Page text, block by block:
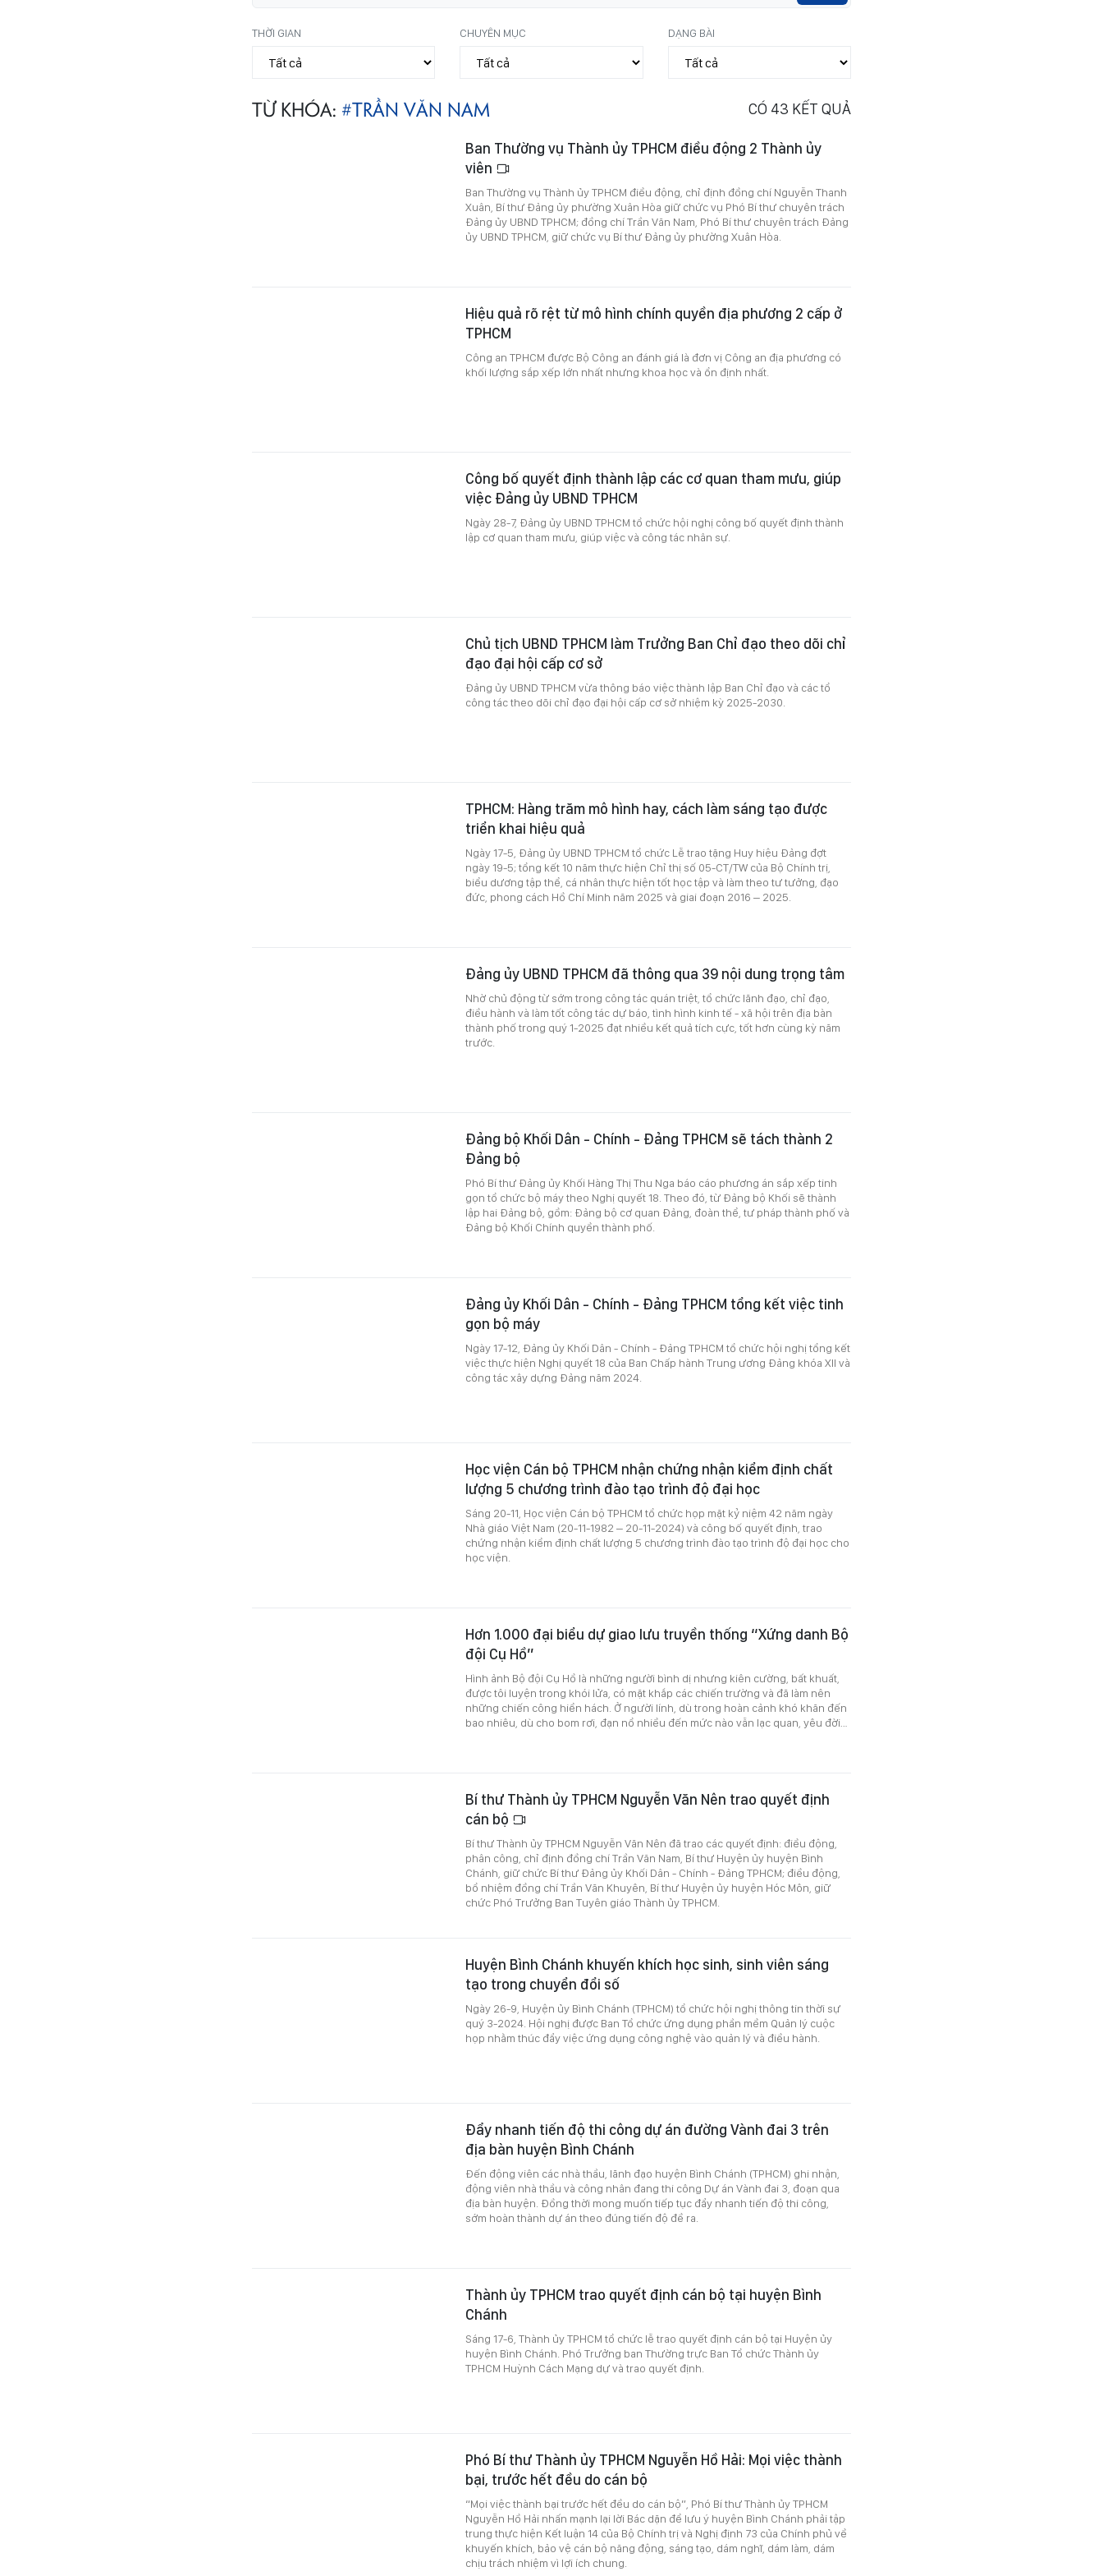
THỜI GIAN CHUYÊN MỤC DẠNG BÀI
TỪ KHÓA: #TRẦN VĂN NAM CÓ 43 KẾT QUẢ
Ban Thường vụ Thành ủy TPHCM điều động 2 Thành ủy
viên
Ban Thường vụ Thành ủy TPHCM điều động, chỉ định đồng chí Nguyễn Thanh
Xuân, Bí thư Đảng ủy phường Xuân Hòa giữ chức vụ Phó Bí thư chuyên trách
Đảng ủy UBND TPHCM; đồng chí Trần Văn Nam, Phó Bí thư chuyên trách Đảng
ủy UBND TPHCM, giữ chức vụ Bí thư Đảng ủy phường Xuân Hòa.
Hiệu quả rõ rệt từ mô hình chính quyền địa phương 2 cấp ở
TPHCM
Công an TPHCM được Bộ Công an đánh giá là đơn vị Công an địa phương có
khối lượng sắp xếp lớn nhất nhưng khoa học và ổn định nhất.
Công bố quyết định thành lập các cơ quan tham mưu, giúp
việc Đảng ủy UBND TPHCM
Ngày 28-7, Đảng ủy UBND TPHCM tổ chức hội nghị công bố quyết định thành
lập cơ quan tham mưu, giúp việc và công tác nhân sự.
Chủ tịch UBND TPHCM làm Trưởng Ban Chỉ đạo theo dõi chỉ
đạo đại hội cấp cơ sở
Đảng ủy UBND TPHCM vừa thông báo việc thành lập Ban Chỉ đạo và các tổ
công tác theo dõi chỉ đạo đại hội cấp cơ sở nhiệm kỳ 2025-2030.
TPHCM: Hàng trăm mô hình hay, cách làm sáng tạo được
triển khai hiệu quả
Ngày 17-5, Đảng ủy UBND TPHCM tổ chức Lễ trao tặng Huy hiệu Đảng đợt
ngày 19-5; tổng kết 10 năm thực hiện Chỉ thị số 05-CT/TW của Bộ Chính trị,
biểu dương tập thể, cá nhân thực hiện tốt học tập và làm theo tư tưởng, đạo
đức, phong cách Hồ Chí Minh năm 2025 và giai đoạn 2016 – 2025.
Đảng ủy UBND TPHCM đã thông qua 39 nội dung trọng tâm
Nhờ chủ động từ sớm trong công tác quán triệt, tổ chức lãnh đạo, chỉ đạo,
điều hành và làm tốt công tác dự báo, tình hình kinh tế - xã hội trên địa bàn
thành phố trong quý 1-2025 đạt nhiều kết quả tích cực, tốt hơn cùng kỳ năm
trước.
Đảng bộ Khối Dân - Chính - Đảng TPHCM sẽ tách thành 2
Đảng bộ
Phó Bí thư Đảng ủy Khối Hàng Thị Thu Nga báo cáo phương án sắp xếp tinh
gọn tổ chức bộ máy theo Nghị quyết 18. Theo đó, từ Đảng bộ Khối sẽ thành
lập hai Đảng bộ, gồm: Đảng bộ cơ quan Đảng, đoàn thể, tư pháp thành phố và
Đảng bộ Khối Chính quyền thành phố.
Đảng ủy Khối Dân - Chính - Đảng TPHCM tổng kết việc tinh
gọn bộ máy
Ngày 17-12, Đảng ủy Khối Dân - Chính - Đảng TPHCM tổ chức hội nghị tổng kết
việc thực hiện Nghị quyết 18 của Ban Chấp hành Trung ương Đảng khóa XII và
công tác xây dựng Đảng năm 2024.
Học viện Cán bộ TPHCM nhận chứng nhận kiểm định chất
lượng 5 chương trình đào tạo trình độ đại học
Sáng 20-11, Học viện Cán bộ TPHCM tổ chức họp mặt kỷ niệm 42 năm ngày
Nhà giáo Việt Nam (20-11-1982 – 20-11-2024) và công bố quyết định, trao
chứng nhận kiểm định chất lượng 5 chương trình đào tạo trình độ đại học cho
học viện.
Hơn 1.000 đại biểu dự giao lưu truyền thống “Xứng danh Bộ
đội Cụ Hồ”
Hình ảnh Bộ đội Cụ Hồ là những người bình dị nhưng kiên cường, bất khuất,
được tôi luyện trong khói lửa, có mặt khắp các chiến trường và đã làm nên
những chiến công hiển hách. Ở người lính, dù trong hoàn cảnh khó khăn đến
bao nhiêu, dù cho bom rơi, đạn nổ nhiều đến mức nào vẫn lạc quan, yêu đời…
Bí thư Thành ủy TPHCM Nguyễn Văn Nên trao quyết định
cán bộ
Bí thư Thành ủy TPHCM Nguyễn Văn Nên đã trao các quyết định: điều động,
phân công, chỉ định đồng chí Trần Văn Nam, Bí thư Huyện ủy huyện Bình
Chánh, giữ chức Bí thư Đảng ủy Khối Dân - Chính - Đảng TPHCM; điều động,
bổ nhiệm đồng chí Trần Văn Khuyên, Bí thư Huyện ủy huyện Hóc Môn, giữ
chức Phó Trưởng Ban Tuyên giáo Thành ủy TPHCM.
Huyện Bình Chánh khuyến khích học sinh, sinh viên sáng
tạo trong chuyển đổi số
Ngày 26-9, Huyện ủy Bình Chánh (TPHCM) tổ chức hội nghị thông tin thời sự
quý 3-2024. Hội nghị được Ban Tổ chức ứng dụng phần mềm Quản lý cuộc
họp nhằm thúc đẩy việc ứng dụng công nghệ vào quản lý và điều hành.
Đẩy nhanh tiến độ thi công dự án đường Vành đai 3 trên
địa bàn huyện Bình Chánh
Đến động viên các nhà thầu, lãnh đạo huyện Bình Chánh (TPHCM) ghi nhận,
động viên nhà thầu và công nhân đang thi công Dự án Vành đai 3, đoạn qua
địa bàn huyện. Đồng thời mong muốn tiếp tục đẩy nhanh tiến độ thi công,
sớm hoàn thành dự án theo đúng tiến độ đề ra.
Thành ủy TPHCM trao quyết định cán bộ tại huyện Bình
Chánh
Sáng 17-6, Thành ủy TPHCM tổ chức lễ trao quyết định cán bộ tại Huyện ủy
huyện Bình Chánh. Phó Trưởng ban Thường trực Ban Tổ chức Thành ủy
TPHCM Huỳnh Cách Mạng dự và trao quyết định.
Phó Bí thư Thành ủy TPHCM Nguyễn Hồ Hải: Mọi việc thành
bại, trước hết đều do cán bộ
“Mọi việc thành bại trước hết đều do cán bộ”, Phó Bí thư Thành ủy TPHCM
Nguyễn Hồ Hải nhấn mạnh lại lời Bác dặn để lưu ý huyện Bình Chánh phải tập
trung thực hiện Kết luận 14 của Bộ Chính trị và Nghị định 73 của Chính phủ về
khuyến khích, bảo vệ cán bộ năng động, sáng tạo, dám nghĩ, dám làm, dám
chịu trách nhiệm vì lợi ích chung.